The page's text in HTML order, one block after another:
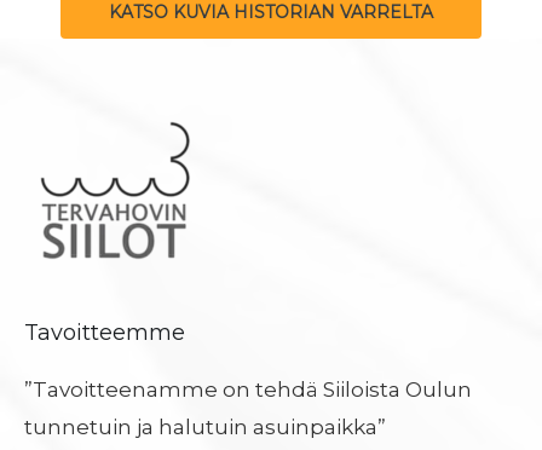
KATSO KUVIA HISTORIAN VARRELTA
Tavoitteemme
”Tavoitteenamme on tehdä Siiloista Oulun
tunnetuin ja halutuin asuinpaikka”